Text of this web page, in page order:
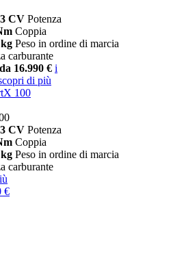
CV Potenza
Coppia
Peso in ordine di marcia
carburante
16.990 € i
di più
100
CV Potenza
Coppia
Peso in ordine di marcia
carburante
€